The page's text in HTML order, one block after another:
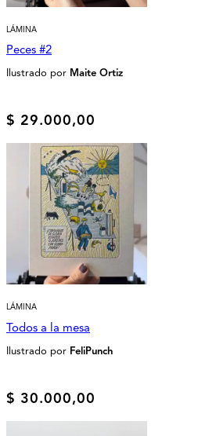
LÁMINA
Peces #2
Ilustrado por Maite Ortiz
$ 29.000,00
LÁMINA
Todos a la mesa
Ilustrado por FeliPunch
$ 30.000,00